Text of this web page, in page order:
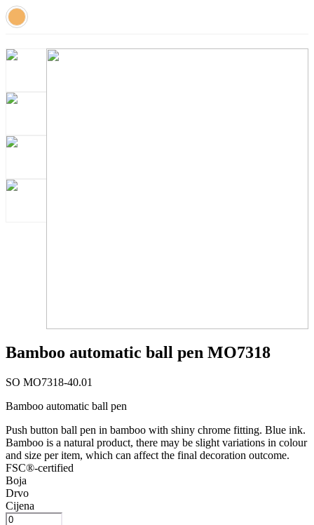
Bamboo automatic ball pen MO7318
SO MO7318-40.01
Bamboo automatic ball pen
Push button ball pen in bamboo with shiny chrome fitting. Blue ink.
Bamboo is a natural product, there may be slight variations in colour
and size per item, which can affect the final decoration outcome.
FSC®-certified
Boja
Drvo
Cijena